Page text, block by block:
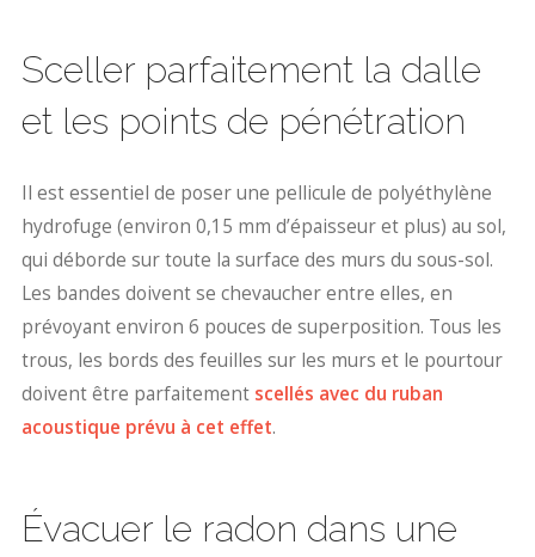
Sceller parfaitement la dalle
et les points de pénétration
Il est essentiel de poser une pellicule de polyéthylène
hydrofuge (environ 0,15 mm d’épaisseur et plus) au sol,
qui déborde sur toute la surface des murs du sous-sol.
Les bandes doivent se chevaucher entre elles, en
prévoyant environ 6 pouces de superposition. Tous les
trous, les bords des feuilles sur les murs et le pourtour
doivent être parfaitement scellés avec du ruban
acoustique prévu à cet effet.
Évacuer le radon dans une